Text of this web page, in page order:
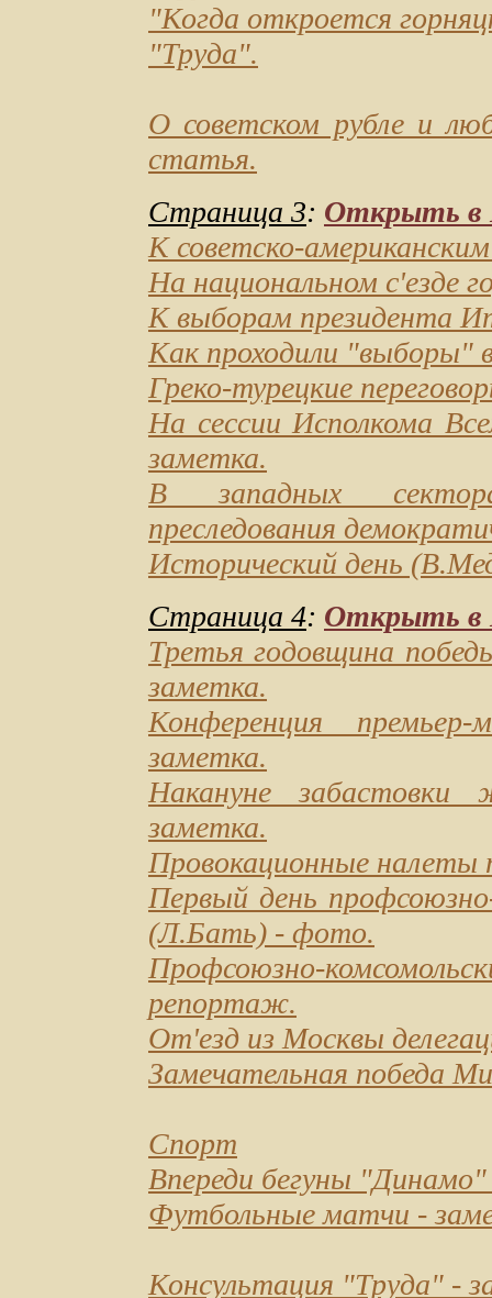
"Когда откроется
"Труда".
О советском рубле и
статья.
Страница 3: Открыть в
К советско-
На национальном с'езде
К выборам президента
Как проходили
Греко-турецкие
На сессии Исполкома
заметка.
В западных
преследования
Исторический день
Страница 4: Открыть в
Третья годовщина
заметка.
Конференция
заметка.
Накануне
заметка.
Провокационные налеты
Первый день
(Л.Бать) - фото.
Профсоюзно-
репортаж.
От'езд из Москвы
Замечательная победа
Спорт
Впереди бегуны "Динамо"
Футбольные матчи -
Консультация "Труда" -